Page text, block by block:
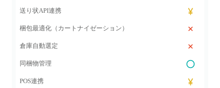
送り状API連携
梱包最適化（カートナイゼーション）
倉庫自動選定
同梱物管理
POS連携